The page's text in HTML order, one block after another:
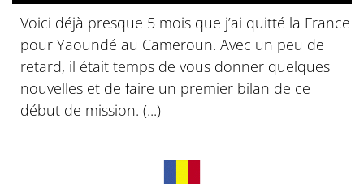
Voici déjà presque 5 mois que j’ai quitté la France
pour Yaoundé au Cameroun. Avec un peu de
retard, il était temps de vous donner quelques
nouvelles et de faire un premier bilan de ce
début de mission. (...)